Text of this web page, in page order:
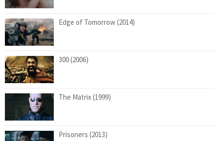
Edge of Tomorrow (2014)
300 (2006)
The Matrix (1999)
Prisoners (2013)